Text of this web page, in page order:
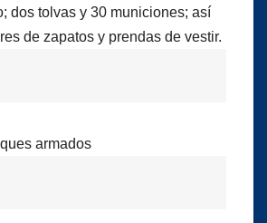
dos tolvas y 30 municiones; así
de zapatos y prendas de vestir.
armados